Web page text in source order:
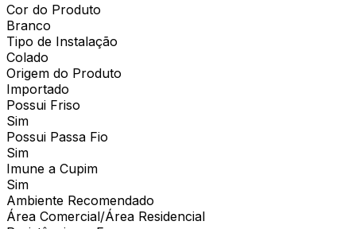
Cor do Produto
Branco
Tipo de Instalação
Colado
Origem do Produto
Importado
Possui Friso
Sim
Possui Passa Fio
Sim
Imune a Cupim
Sim
Ambiente Recomendado
Área Comercial/Área Residencial